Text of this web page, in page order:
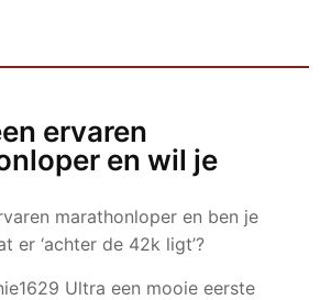
ervaren
en wil je
marathonloper en ben je
er ‘achter de 42k ligt’?
Ultra een mooie eerste